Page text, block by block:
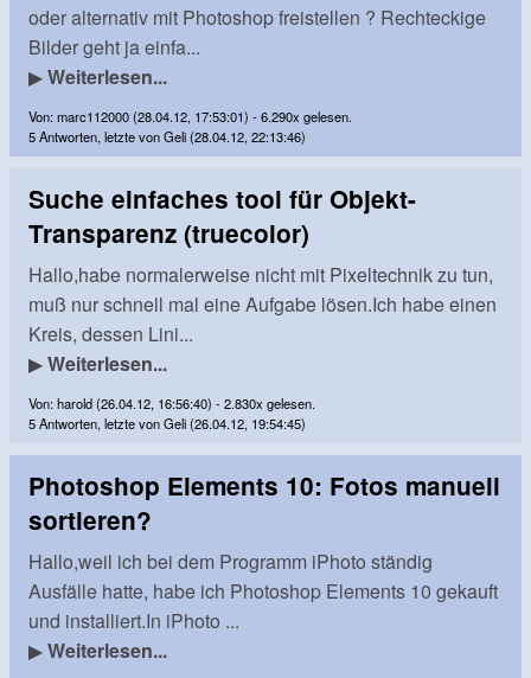
oder alternativ mit Photoshop freistellen ? Rechteckige
Bilder geht ja einfa...
▶Weiterlesen...
Von: marc112000 (28.04.12, 17:53:01) - 6.290x gelesen.
5 Antworten, letzte von Geli (28.04.12, 22:13:46)
Suche einfaches tool für Objekt-
Transparenz (truecolor)
Hallo,habe normalerweise nicht mit Pixeltechnik zu tun,
muß nur schnell mal eine Aufgabe lösen.Ich habe einen
Kreis, dessen Lini...
▶Weiterlesen...
Von: harold (26.04.12, 16:56:40) - 2.830x gelesen.
5 Antworten, letzte von Geli (26.04.12, 19:54:45)
Photoshop Elements 10: Fotos manuell
sortieren?
Hallo,weil ich bei dem Programm iPhoto ständig
Ausfälle hatte, habe ich Photoshop Elements 10 gekauft
und installiert.In iPhoto ...
▶Weiterlesen...